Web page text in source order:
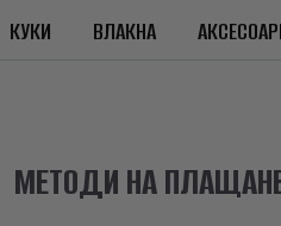
КУКИ ВЛАКНА
МЕТОДИ НА